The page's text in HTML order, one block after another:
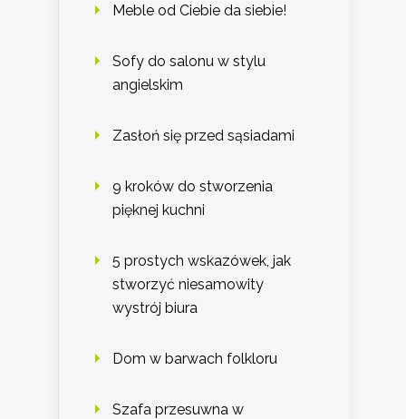
Meble od Ciebie da siebie!
Sofy do salonu w stylu
angielskim
Zasłoń się przed sąsiadami
9 kroków do stworzenia
pięknej kuchni
5 prostych wskazówek, jak
stworzyć niesamowity
wystrój biura
Dom w barwach folkloru
Szafa przesuwna w